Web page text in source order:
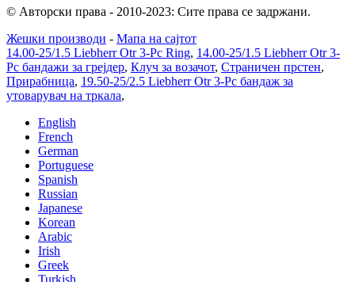
© Авторски права - 2010-2023: Сите права се задржани.
Жешки производи - Мапа на сајтот
14.00-25/1.5 Liebherr Otr 3-Pc Ring, 14.00-25/1.5 Liebherr Otr 3-
Pc бандажи за грејдер, Клуч за возачот, Страничен прстен,
Прирабница, 19.50-25/2.5 Liebherr Otr 3-Pc бандаж за
утоварувач на тркала,
English
French
German
Portuguese
Spanish
Russian
Japanese
Korean
Arabic
Irish
Greek